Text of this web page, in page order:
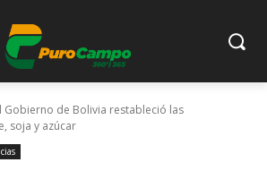
Gobierno de Bolivia restableció las
soja y azúcar